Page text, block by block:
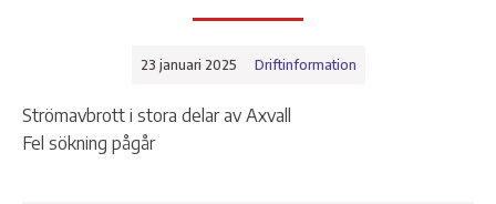
23 januari 2025 Driftinformation
Strömavbrott i stora delar av Axvall
Fel sökning pågår